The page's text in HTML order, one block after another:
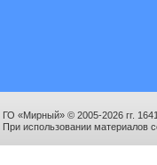
ГО «Мирный» © 2005-2026 гг.
При использовании материалов